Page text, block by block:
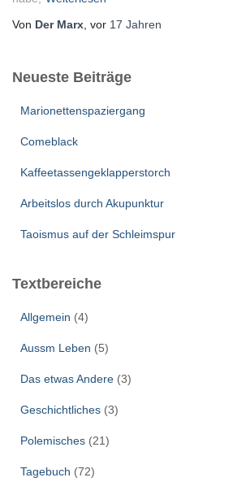
Von Der Marx , vor 17 Jahren
Neueste Beiträge
Marionettenspaziergang
Comeblack
Kaffeetassengeklapperstorch
Arbeitslos durch Akupunktur
Taoismus auf der Schleimspur
Textbereiche
Allgemein (4)
Aussm Leben (5)
Das etwas Andere (3)
Geschichtliches (3)
Polemisches (21)
Tagebuch (72)